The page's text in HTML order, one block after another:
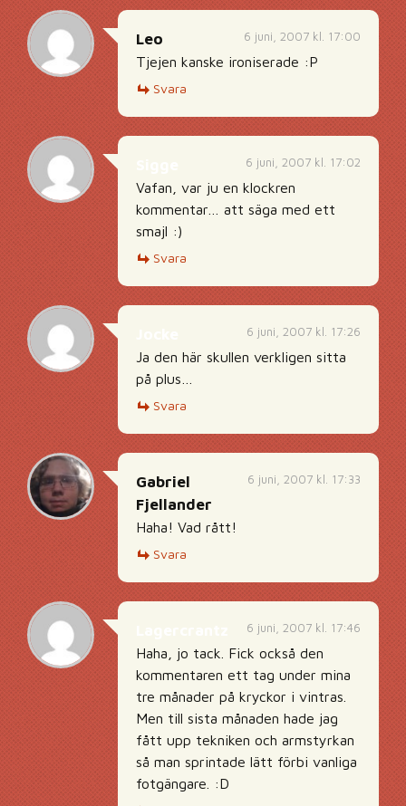
6 juni, 2007 kl. 17:00
Leo
Tjejen kanske ironiserade :P
Svara
6 juni, 2007 kl. 17:02
Vafan, var ju en klockren
kommentar… att säga med ett
smajl :)
Svara
6 juni, 2007 kl. 17:26
Ja den här skullen verkligen sitta
på plus…
Svara
6 juni, 2007 kl. 17:33
Gabriel
Fjellander
Haha! Vad rått!
Svara
6 juni, 2007 kl. 17:46
Haha, jo tack. Fick också den
kommentaren ett tag under mina
tre månader på kryckor i vintras.
Men till sista månaden hade jag
fått upp tekniken och armstyrkan
så man sprintade lätt förbi vanliga
fotgängare. :D